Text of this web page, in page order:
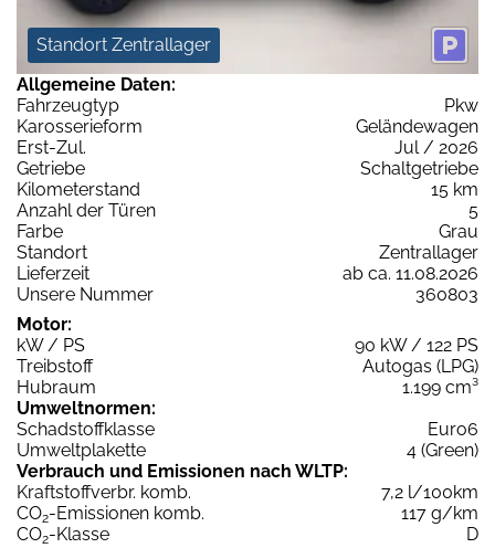
Standort Zentrallager
Allgemeine Daten:
Fahrzeugtyp
Pkw
Karosserieform
Geländewagen
Erst-Zul.
Jul / 2026
Getriebe
Schaltgetriebe
Kilometerstand
15 km
Anzahl der Türen
5
Farbe
Grau
Standort
Zentrallager
Lieferzeit
ab ca. 11.08.2026
Unsere Nummer
360803
Motor:
kW / PS
90 kW / 122 PS
Treibstoff
Autogas (LPG)
Hubraum
1.199 cm³
Umweltnormen:
Schadstoffklasse
Euro6
Umweltplakette
4 (Green)
Verbrauch und Emissionen nach WLTP:
Kraftstoffverbr. komb.
7,2 l/100km
CO2-Emissionen komb.
117 g/km
CO2-Klasse
D